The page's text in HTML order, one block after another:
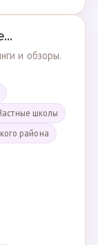
и обзоры.
школы
района